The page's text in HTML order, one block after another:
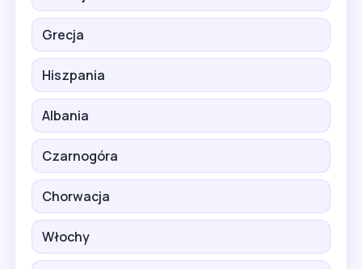
Grecja
Hiszpania
Albania
Czarnogóra
Chorwacja
Włochy